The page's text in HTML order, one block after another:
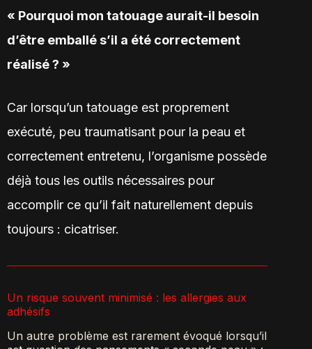
« Pourquoi mon tatouage aurait-il besoin
d’être emballé s’il a été correctement
réalisé ? »
Car lorsqu’un tatouage est proprement
exécuté, peu traumatisant pour la peau et
correctement entretenu, l’organisme possède
déjà tous les outils nécessaires pour
accomplir ce qu’il fait naturellement depuis
toujours : cicatriser.
Un risque souvent minimisé : les allergies aux
adhésifs
Un autre problème est rarement évoqué lorsqu’il